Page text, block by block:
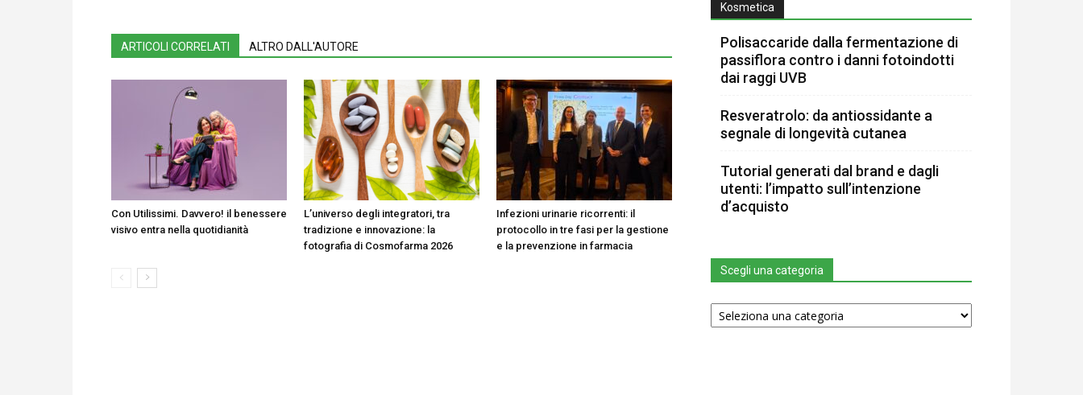
ARTICOLI CORRELATI ALTRO DALL'AUTORE
Con Utilissimi. Davvero! il benessere
visivo entra nella quotidianità
L’universo degli integratori, tra
tradizione e innovazione: la
fotografia di Cosmofarma 2026
Infezioni urinarie ricorrenti: il
protocollo in tre fasi per la gestione
e la prevenzione in farmacia
Kosmetica
Polisaccaride dalla fermentazione di
passiflora contro i danni fotoindotti
dai raggi UVB
Resveratrolo: da antiossidante a
segnale di longevità cutanea
Tutorial generati dal brand e dagli
utenti: l’impatto sull’intenzione
d’acquisto
Scegli una categoria
Scegli
una